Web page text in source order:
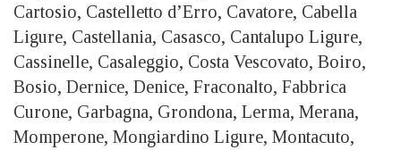
Cartosio, Castelletto d’Erro, Cavatore, Cabella
Ligure, Castellania, Casasco, Cantalupo Ligure,
Cassinelle, Casaleggio, Costa Vescovato, Boiro,
Bosio, Dernice, Denice, Fraconalto, Fabbrica
Curone, Garbagna, Grondona, Lerma, Merana,
Momperone, Mongiardino Ligure, Montacuto,